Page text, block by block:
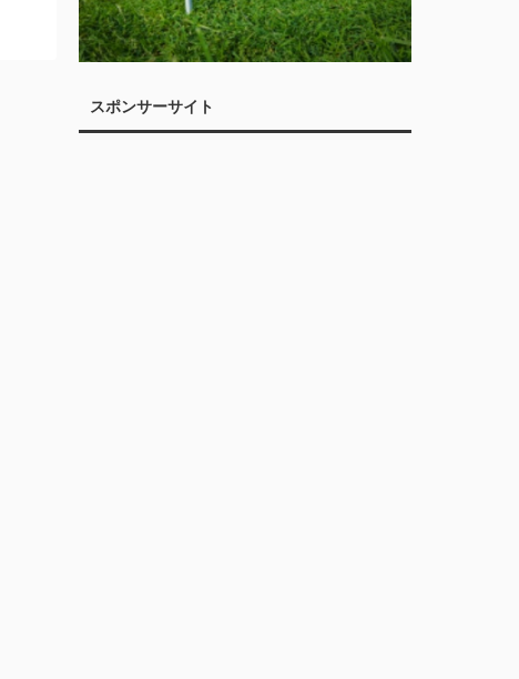
スポンサーサイト